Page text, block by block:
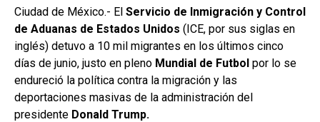
Ciudad de México.- El Servicio de Inmigración y Control
de Aduanas de Estados Unidos (ICE, por sus siglas en
inglés) detuvo a 10 mil migrantes en los últimos cinco
días de junio, justo en pleno Mundial de Futbol por lo se
endureció la política contra la migración y las
deportaciones masivas de la administración del
presidente Donald Trump.